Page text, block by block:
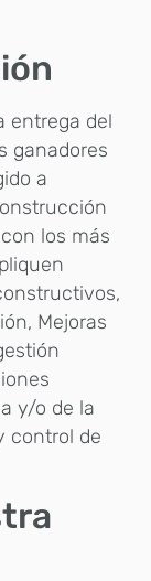
entrega del
ganadores
a
los más
Mejoras
y/o de la
control de